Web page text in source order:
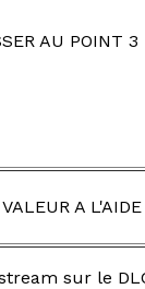
AU POINT 3
A
sur le